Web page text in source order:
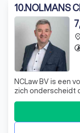
10.NOLMANS
NCLaw BV is een
zich onderscheidt
juridische
leveren van
bijzondere focus
diensten zijn